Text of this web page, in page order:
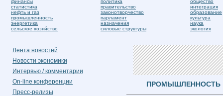
финансы
статистика
нефть и газ
промышленность
энергетика
сельское хозяйство
политика
правительство
законотворчество
парламент
назначения
силовые структуры
общество
интеграция
образование
культура
наука
экология
Лента новостей
Новости экономики
Интервью / комментарии
On-line конференции
Пресс-релизы
ПРОМЫШЛЕННОСТЬ